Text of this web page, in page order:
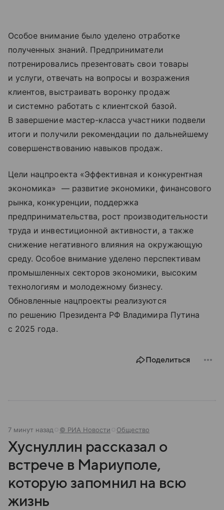
Особое внимание было уделено отработке
полученных знаний. Предприниматели
потренировались презентовать свои товары
и услуги, отвечать на вопросы и возражения
клиентов, выстраивать воронку продаж
и системно работать с клиентской базой.
В завершение мастер-класса участники подвели
итоги и получили рекомендации по дальнейшему
совершенствованию навыков продаж.
Цели нацпроекта «Эффективная и конкурентная
экономика» — развитие экономики, финансового
рынка, конкуренции, поддержка
предпринимательства, рост производительности
труда и инвестиционной активности, а также
снижение негативного влияния на окружающую
среду. Особое внимание уделено перспективам
промышленных секторов экономики, высоким
технологиям и молодежному бизнесу.
Обновленные нацпроекты реализуются
по решению Президента РФ Владимира Путина
с 2025 года.
Поделиться
7 минут назад © РИА Новости Общество
Хуснуллин рассказал о
встрече в Мариуполе,
которую запомнил на всю
жизнь